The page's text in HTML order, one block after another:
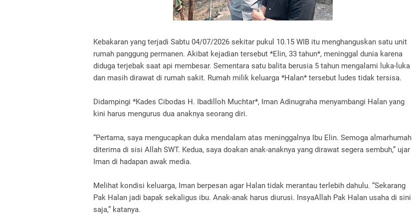
Kebakaran yang terjadi Sabtu 04/07/2026 sekitar pukul 10.15 WIB itu menghanguskan satu unit
rumah panggung permanen. Akibat kejadian tersebut *Elin, 33 tahun*, meninggal dunia karena
diduga terjebak saat api membesar. Sementara satu balita berusia 5 tahun mengalami luka-luka
dan masih dirawat di rumah sakit. Rumah milik keluarga *Halan* tersebut ludes tidak tersisa.
Didampingi *Kades Cibodas H. Ibadilloh Muchtar*, Iman Adinugraha menyambangi Halan yang
kini harus mengurus dua anaknya seorang diri.
“Pertama, saya mengucapkan duka mendalam atas meninggalnya Ibu Elin. Semoga almarhumah
diterima di sisi Allah SWT. Kedua, saya doakan anak-anaknya yang dirawat segera sembuh,” ujar
Iman di hadapan awak media.
Melihat kondisi keluarga, Iman berpesan agar Halan tidak merantau terlebih dahulu. “Sekarang
Pak Halan jadi bapak sekaligus ibu. Anak-anak harus diurusi. InsyaAllah Pak Halan usaha di sini
saja,” katanya.